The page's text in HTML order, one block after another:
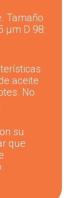
Tamaño
μm D 98:
aceite
No
su
que